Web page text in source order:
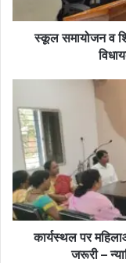
शि
मु
को
ले
स्कूल समायोजन व
स्थ
र
म
हि
ला
कार्यस्थल पर
जरूरी –